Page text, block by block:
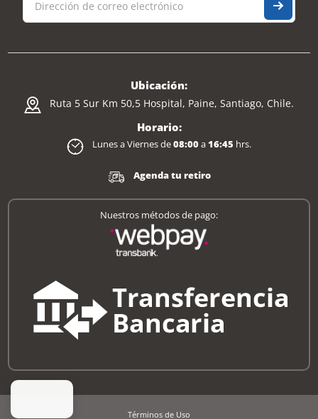
Ubicación:
Ruta 5 Sur Km 50,5 Hospital, Paine, Santiago, Chile.
Horario:
Lunes a Viernes de08:00a16:45 hrs.
Agenda tu retiro
Nuestros métodos de pago:
Términos de Uso